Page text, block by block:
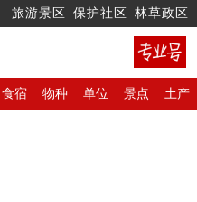
旅游景区 保护社区 林草政区
食宿 物种 单位 景点 土产